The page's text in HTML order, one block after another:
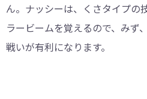
ん。ナッシーは、くさタイプの
ラービームを覚えるので、みず
戦いが有利になります。